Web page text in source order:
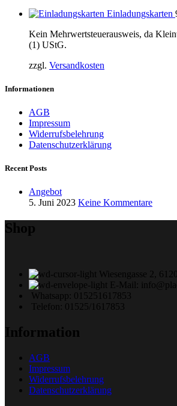
Einladungskarten
Kein Mehrwertsteuerausweis, da
(1) UStG.
zzgl. Versandkosten
Informationen
AGB
Impressum
Widerrufsbelehrung
Datenschutzerklärung
Recent Posts
Angebot
5. Juni 2023 Keine Kommentare
Shop
Wiesengasse 2,
E-Mail:
Whatsapp: 015251617853
Telefon: 01525/1617853
Information
AGB
Impressum
Widerrufsbelehrung
Datenschutzerklärung